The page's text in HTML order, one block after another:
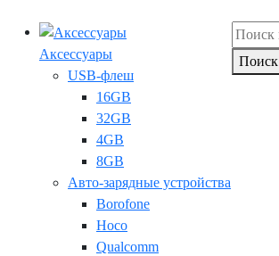
Аксессуары
USB-флеш
16GB
32GB
4GB
8GB
Авто-зарядные устройства
Borofone
Hoco
Qualcomm
Поиск